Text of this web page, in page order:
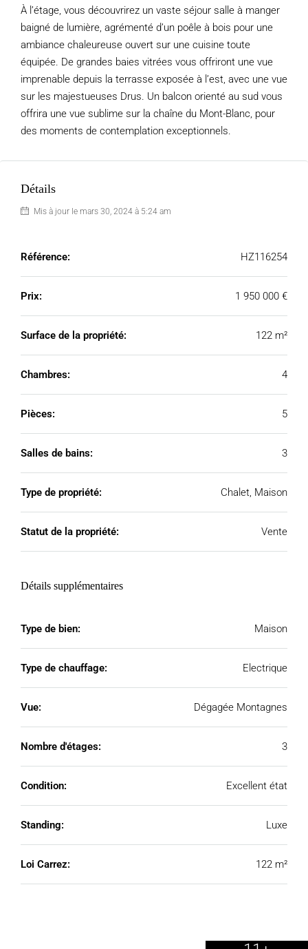
À l’étage, vous découvrirez un vaste séjour salle à manger
baigné de lumière, agrémenté d’un poêle à bois pour une
ambiance chaleureuse ouvert sur une cuisine toute
équipée. De grandes baies vitrées vous offriront une vue
imprenable depuis la terrasse exposée à l’est, avec une vue
sur les majestueuses Drus. Un balcon orienté au sud vous
offrira une vue sublime sur la chaîne du Mont-Blanc, pour
des moments de contemplation exceptionnels.
Détails
Mis à jour le mars 30, 2024 à 5:24 am
Référence: HZ116254
Prix: 1 950 000 €
Surface de la propriété: 122 m²
Chambres: 4
Pièces: 5
Salles de bains: 3
Type de propriété: Chalet, Maison
Statut de la propriété: Vente
Détails supplémentaires
Type de bien: Maison
Type de chauffage: Electrique
Vue: Dégagée Montagnes
Nombre d'étages: 3
Condition: Excellent état
Standing: Luxe
Loi Carrez: 122 m²